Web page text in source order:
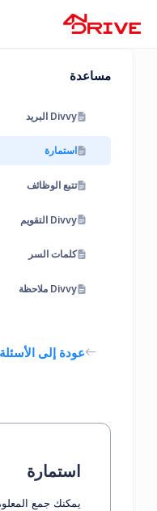
مساعدة
Divvy البريد
استمارة
تتبع الوظائف
Divvy التقويم
كلمات السر
Divvy ملاحظة
عودة إلى الأسئلة
استمارة
يمكنك جمع